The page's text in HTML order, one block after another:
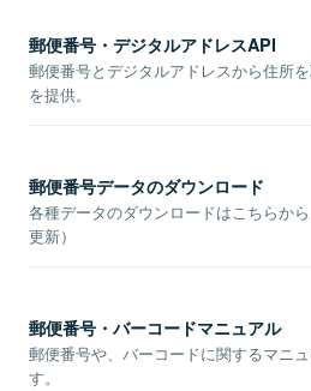
郵便番号・デジタルアドレスAPI
郵便番号とデジタルアドレスから住所
を提供。
郵便番号データのダウンロード
各種データのダウンロードはこちらか
更新）
郵便番号・バーコードマニュアル
郵便番号や、バーコードに関するマニ
す。